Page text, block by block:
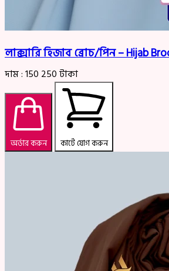
লাক্সারি হিজাব ব্রোচ/পিন – Hijab
দাম :150 250টাকা
অর্ডার করুন কার্টে যোগ করুন